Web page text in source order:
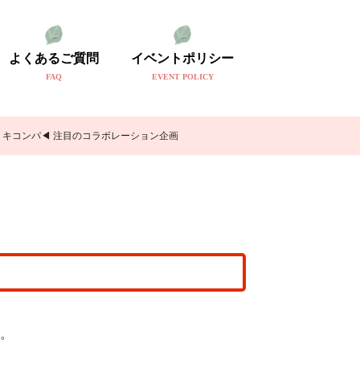
よくあるご質問
FAQ
イベントポリシー
EVENT POLICY
コンパ◀ 注目のコラボレーション企画